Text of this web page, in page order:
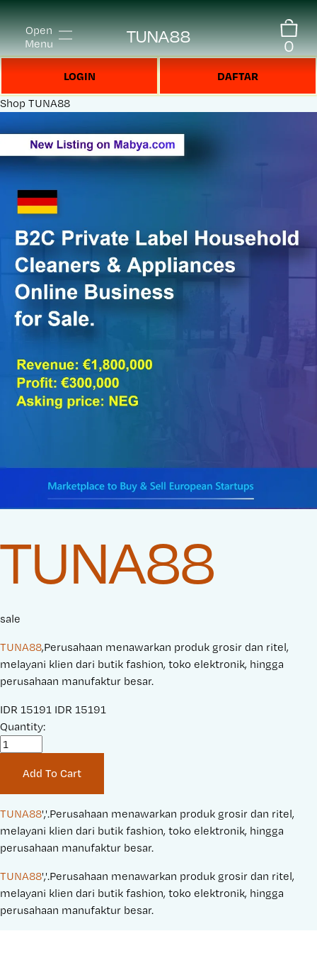
Open
Menu
TUNA88 0
LOGIN DAFTAR
Shop TUNA88
TUNA88
sale
TUNA88,Perusahaan menawarkan produk grosir dan ritel,
melayani klien dari butik fashion, toko elektronik, hingga
perusahaan manufaktur besar.
S
a
r
i
c
e
IDR 15191 O
i
n
a
l
P
i
c
e
IDR 15191
Quantity:
Add To Cart
TUNA88','.Perusahaan menawarkan produk grosir dan ritel,
melayani klien dari butik fashion, toko elektronik, hingga
perusahaan manufaktur besar.
TUNA88','.Perusahaan menawarkan produk grosir dan ritel,
melayani klien dari butik fashion, toko elektronik, hingga
perusahaan manufaktur besar.